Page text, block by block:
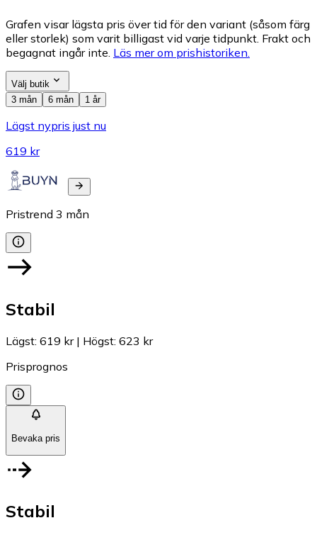
Grafen visar lägsta pris över tid för den variant (såsom färg
eller storlek) som varit billigast vid varje tidpunkt. Frakt och
begagnat ingår inte. Läs mer om prishistoriken.
Välj butik
3 mån
6 mån 1 år
Lägst nypris just nu
619 kr
Pristrend 3 mån
Stabil
Lägst: 619 kr| Högst: 623 kr
Prisprognos
Bevaka pris
Stabil